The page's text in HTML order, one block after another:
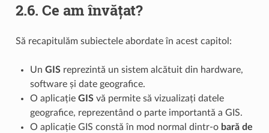
2.6. Ce am învățat?
Să recapitulăm subiectele abordate în acest capitol:
Un GISreprezintă un sistem alcătuit din hardware,
software și date geografice.
O aplicație GISvă permite să vizualizați datele
geografice, reprezentând o parte importantă a GIS.
O aplicație GIS constă în mod normal dintr-o bară de